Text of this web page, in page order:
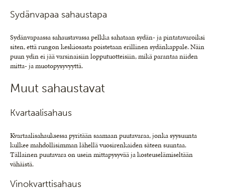
Sydänvapaa sahaustapa
Sydänvapaassa sahaustavassa pelkka sahataan sydän- ja pintatavaroiksi
siten, että rungon keskiosasta poistetaan erillinen sydänkappale. Näin
puun ydin ei jää varsinaisiin lopputuotteisiin, mikä parantaa niiden
mitta- ja muotopysyvyyttä.
Muut sahaustavat
Kvartaalisahaus
Kvartaalisahauksessa pyritään saamaan puutavaraa, jonka syysuunta
kulkee mahdollisimman lähellä vuosirenkaiden säteen suuntaa.
Tällainen puutavara on usein mittapysyvää ja kosteuselämiseltään
vähäistä.
Vinokvarttisahaus